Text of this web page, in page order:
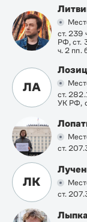
ст. 239
РФ, ст.
ч. 2 пп.
ЛА
ст.
УК РФ,
ст.
ЛК
ст.